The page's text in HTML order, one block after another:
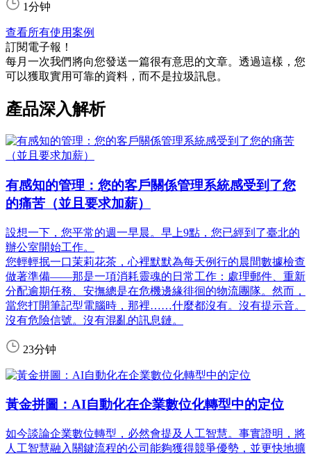
1分钟
查看所有使用案例
訂閱電子報！
每月一次我們將向您發送一篇很有意思的文章。透過這樣，您
可以獲取實用可靠的資料，而不是拉圾訊息。
產品深入解析
有感知的管理：您的客戶關係管理系統感受到了您
的痛苦（並且要求加薪）
設想一下，您平常的週一早晨。早上9點，您已經到了臺北的
辦公室開始工作。
您輕輕抿一口茉莉花茶，心裡默默為每天例行的晨間數據檢查
做著準備——那是一項消耗靈魂的日常工作：處理郵件、重新
分配逾期任務、安撫總是在危機邊緣徘徊的物流團隊。然而，
當您打開筆記型電腦時，那裡……什麼都沒有。沒有提示音。
沒有危險信號。沒有混亂的訊息鏈。
23分钟
黃金拼圖：AI自動化在企業數位化轉型中的定位
如今談論企業數位轉型，必然會提及人工智慧。事實證明，將
人工智慧融入關鍵流程的公司能夠獲得競爭優勢，並更快地擴